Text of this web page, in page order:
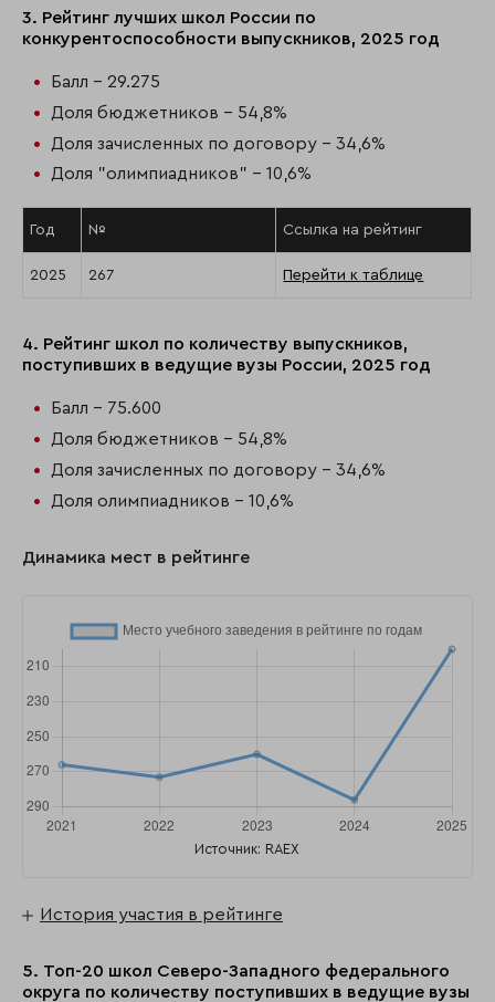
3. Рейтинг лучших школ России по
конкурентоспособности выпускников, 2025 год
Балл - 29.275
Доля бюджетников - 54,8%
Доля зачисленных по договору - 34,6%
Доля "олимпиадников" - 10,6%
Год № Ссылка на рейтинг
2025 267 Перейти к таблице
4. Рейтинг школ по количеству выпускников,
поступивших в ведущие вузы России, 2025 год
Балл - 75.600
Доля бюджетников - 54,8%
Доля зачисленных по договору - 34,6%
Доля олимпиадников - 10,6%
Динамика мест в рейтинге
Источник: RAEX
История участия в рейтинге
5. Топ-20 школ Северо-Западного федерального
округа по количеству поступивших в ведущие вузы